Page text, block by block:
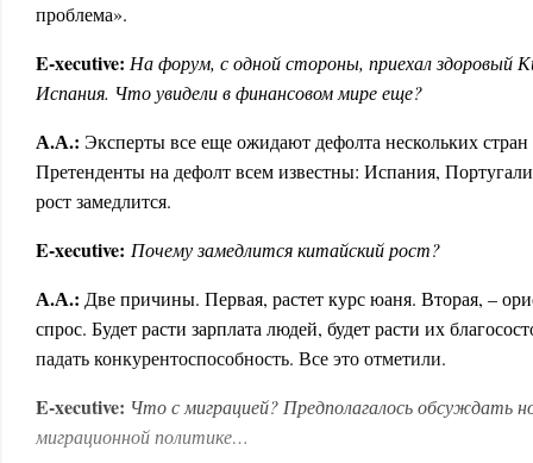
проблема».
E-xecutive: На форум, с одной стороны, приехал здоровый
Испания. Что увидели в финансовом мире еще?
А.А.: Эксперты все еще ожидают дефолта нескольких
Претенденты на дефолт всем известны: Испания,
рост замедлится.
E-xecutive: Почему замедлится китайский рост?
А.А.: Две причины. Первая, растет курс юаня. Вторая, –
спрос. Будет расти зарплата людей, будет расти их
падать конкурентоспособность. Все это отметили.
E-xecutive: Что с миграцией? Предполагалось обсуждать
миграционной политике…